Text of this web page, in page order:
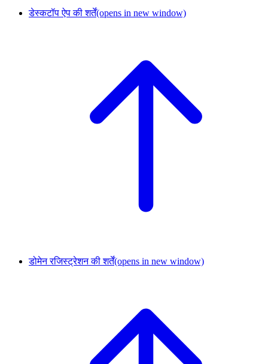
डेस्कटॉप ऐप की शर्तें(opens in new window)
डोमेन रजिस्ट्रेशन की शर्तें(opens in new window)